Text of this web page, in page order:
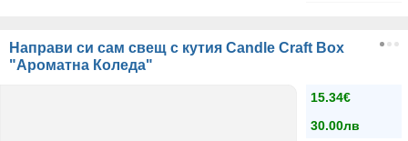
Направи си сам свещ с кутия Candle Craft Box
"Ароматна Коледа"
15.34€
30.00лв